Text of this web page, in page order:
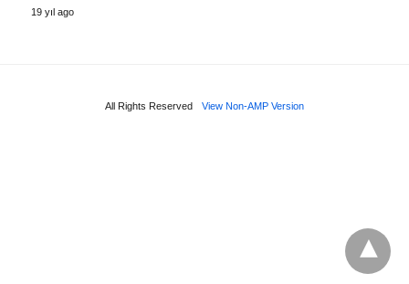
19 yıl ago
All Rights Reserved View Non-AMP Version